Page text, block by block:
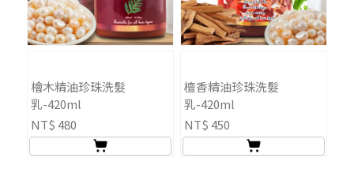
檜木精油珍珠洗髮
乳-420ml
NT$ 480
檀香精油珍珠洗髮
乳-420ml
NT$ 450